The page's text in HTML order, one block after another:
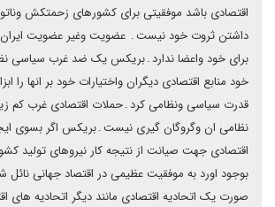
اقتصادی باشد موفقیتی برای کشورهای زحمتکش
داشتن ثروت خود نیست۔ عضویت وغیر عضویت ایران
برای خود واعضا ندارد۔بریکس یک ضد غرب سیاسی
خود منابع اقتصادی دیگران واختیارات خود بر انها را
قدرت سیاسی ونظامی کرد۔حملات اقتصادی غرب کم
نظامی ان وگروگان گیری نیست۔بریکس اگر بسوی
اقتصادی جهت صیانت از نتیجه کار نیروهای تولید
بوجود اورد به موفقیت عظیمی در اقتصاد جهانی
صورت یک اتحادیه اقتصادی مانند دیگر اتحادیه های